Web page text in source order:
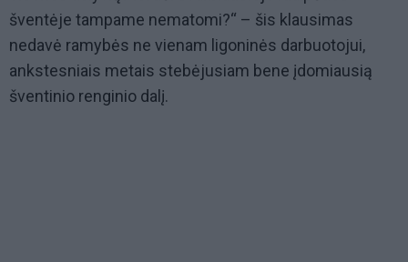
šventėje tampame nematomi?“ – šis klausimas
nedavė ramybės ne vienam ligoninės darbuotojui,
ankstesniais metais stebėjusiam bene įdomiausią
šventinio renginio dalį.